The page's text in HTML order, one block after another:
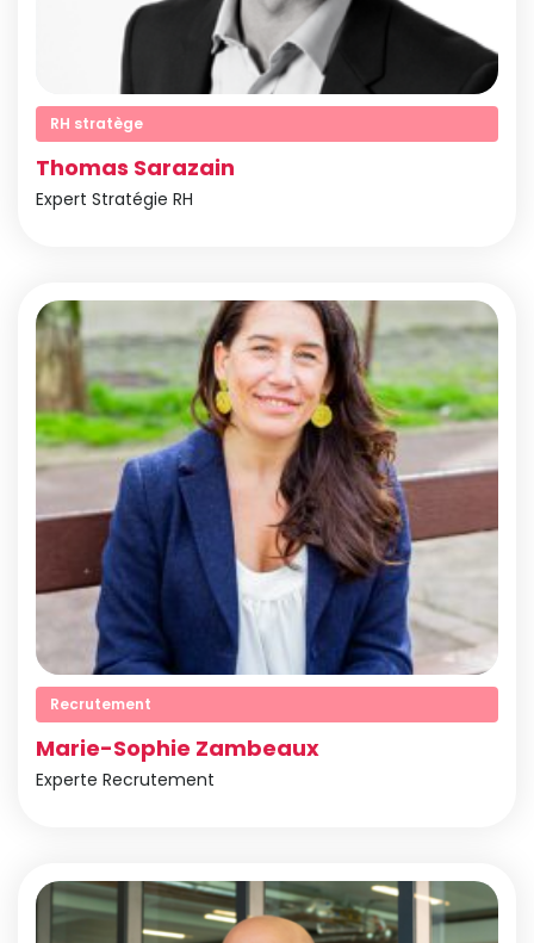
RH stratège
Thomas Sarazain
Expert Stratégie RH
Recrutement
Marie-Sophie Zambeaux
Experte Recrutement